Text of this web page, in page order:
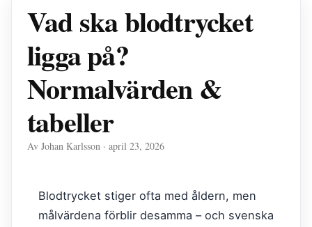
Vad ska blodtrycket
ligga på?
Normalvärden &
tabeller
Av Johan Karlsson · april 23, 2026
Blodtrycket stiger ofta med åldern, men
målvärdena förblir desamma – och svenska